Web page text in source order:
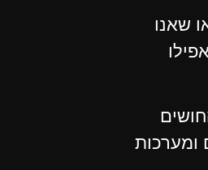
שאנו
ומערכות